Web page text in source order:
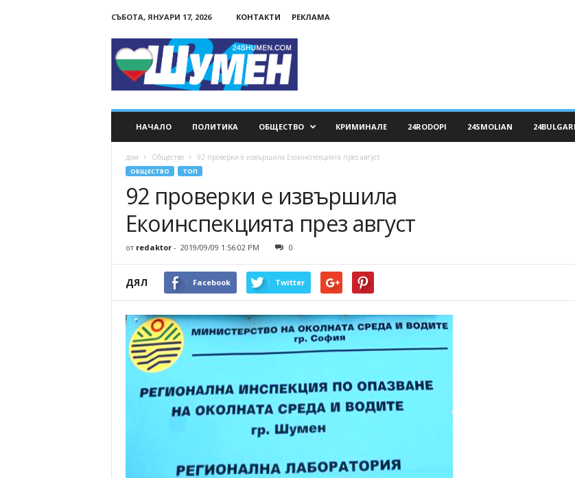
СЪБОТА, ЯНУАРИ 17, 2026 КОНТАКТИ РЕКЛАМА
НАЧАЛО ПОЛИТИКА ОБЩЕСТВО КРИМИНАЛЕ 24RODOPI 24SMOLIAN
дом Общество 92 проверки е извършила Екоинспекцията през август
ОБЩЕСТВО ТОП
92 проверки е извършила
Екоинспекцията през август
от redaktor- 2019/09/09 1:56:02 PM 0
ДЯЛ Facebook Twitter